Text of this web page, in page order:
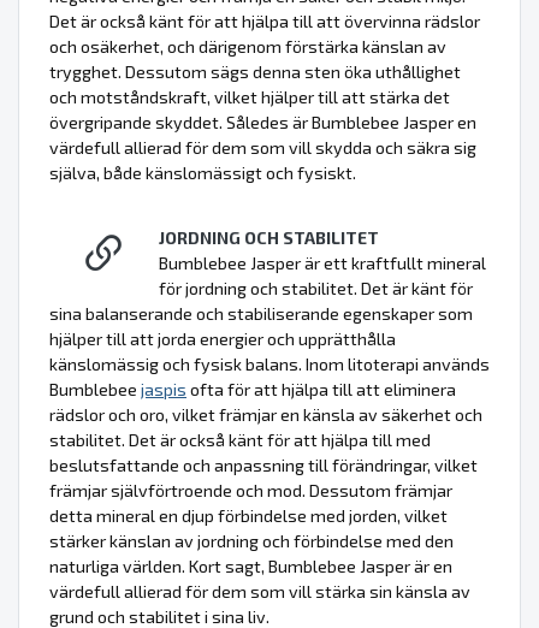
Det är också känt för att hjälpa till att övervinna rädslor
och osäkerhet, och därigenom förstärka känslan av
trygghet. Dessutom sägs denna sten öka uthållighet
och motståndskraft, vilket hjälper till att stärka det
övergripande skyddet. Således är Bumblebee Jasper en
värdefull allierad för dem som vill skydda och säkra sig
själva, både känslomässigt och fysiskt.
JORDNING OCH STABILITET
Bumblebee Jasper är ett kraftfullt mineral
för jordning och stabilitet. Det är känt för
sina balanserande och stabiliserande egenskaper som
hjälper till att jorda energier och upprätthålla
känslomässig och fysisk balans. Inom litoterapi används
Bumblebee jaspis ofta för att hjälpa till att eliminera
rädslor och oro, vilket främjar en känsla av säkerhet och
stabilitet. Det är också känt för att hjälpa till med
beslutsfattande och anpassning till förändringar, vilket
främjar självförtroende och mod. Dessutom främjar
detta mineral en djup förbindelse med jorden, vilket
stärker känslan av jordning och förbindelse med den
naturliga världen. Kort sagt, Bumblebee Jasper är en
värdefull allierad för dem som vill stärka sin känsla av
grund och stabilitet i sina liv.